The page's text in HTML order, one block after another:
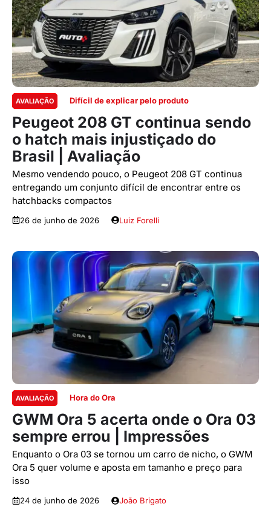
AVALIAÇÃO Difícil de explicar pelo produto
Peugeot 208 GT continua sendo
o hatch mais injustiçado do
Brasil | Avaliação
Mesmo vendendo pouco, o Peugeot 208 GT continua
entregando um conjunto difícil de encontrar entre os
hatchbacks compactos
26 de junho de 2026 Luiz Forelli
AVALIAÇÃO Hora do Ora
GWM Ora 5 acerta onde o Ora 03
sempre errou | Impressões
Enquanto o Ora 03 se tornou um carro de nicho, o GWM
Ora 5 quer volume e aposta em tamanho e preço para
isso
24 de junho de 2026 João Brigato